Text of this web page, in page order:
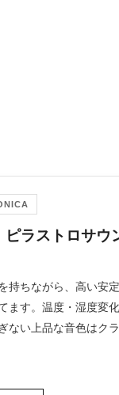
ラストロサウ
持ちながら、高い安
ます。温度・湿度変
ない上品な音色はク